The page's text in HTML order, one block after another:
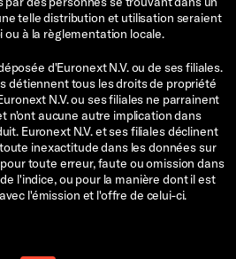
telle distribution et utilisation seraient
ou à la règlementation locale.
d'Euronext N.V. ou de ses filiales.
détiennent tous les droits de propriété
N.V. ou ses filiales ne parrainent
n'ont aucune autre implication dans
Euronext N.V. et ses filiales déclinent
inexactitude dans les données sur
toute erreur, faute ou omission dans
l'indice, ou pour la manière dont il est
l'émission et l'offre de celui-ci.